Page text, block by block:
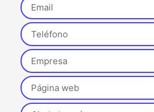
digitalizador